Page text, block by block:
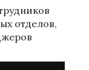
отделов,